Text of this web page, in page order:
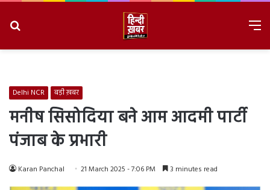
Delhi NCR बड़ी ख़बर
मनीष सिसोदिया बने आम आदमी पार्टी
पंजाब के प्रभारी
Karan Panchal 21 March 2025 - 7:06 PM 3 minutes read